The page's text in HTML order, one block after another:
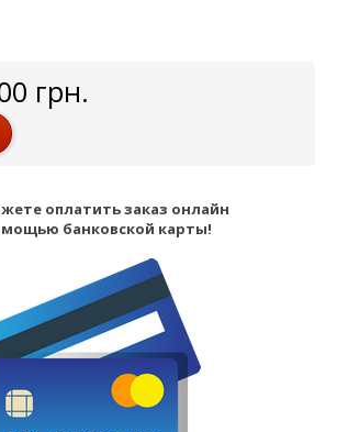
грн.
оплатить заказ онлайн
банковской карты!